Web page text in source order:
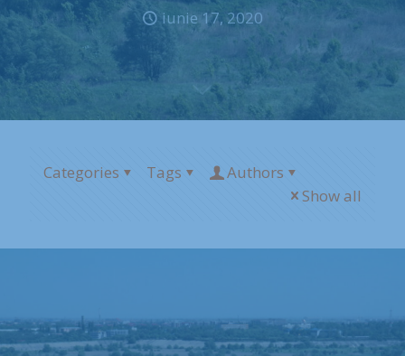
iunie 17, 2020
Categories Tags
Authors
Show all